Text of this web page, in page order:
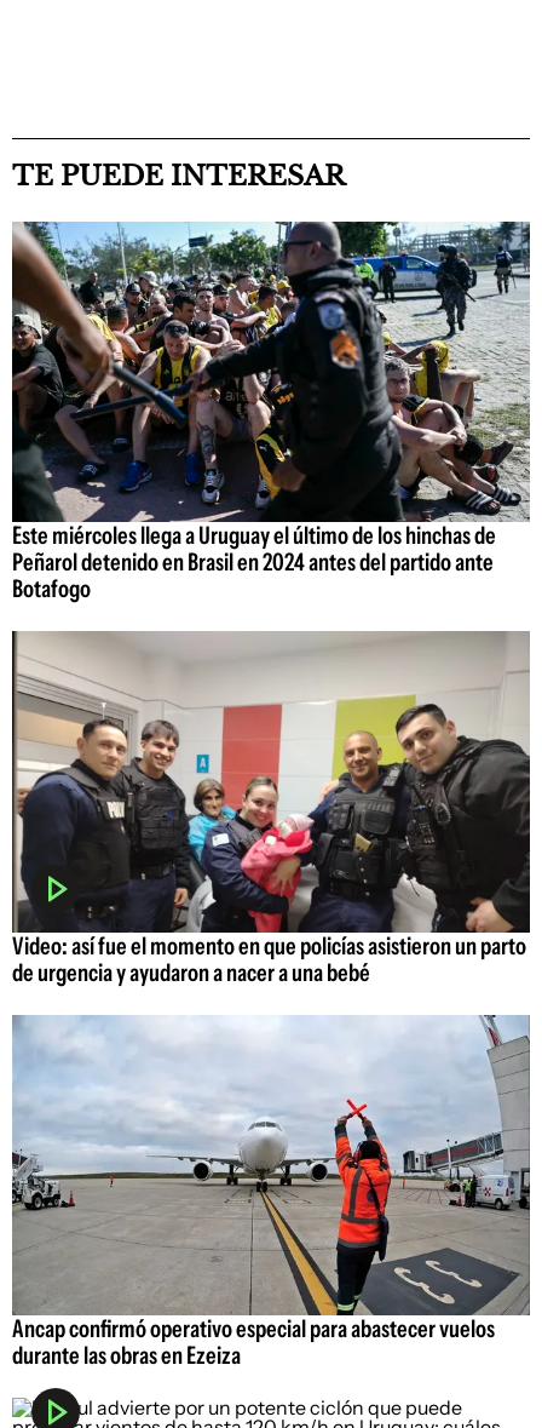
TE PUEDE INTERESAR
Este miércoles llega a Uruguay el último de los hinchas de
Peñarol detenido en Brasil en 2024 antes del partido ante
Botafogo
Video: así fue el momento en que policías asistieron un parto
de urgencia y ayudaron a nacer a una bebé
Ancap confirmó operativo especial para abastecer vuelos
durante las obras en Ezeiza